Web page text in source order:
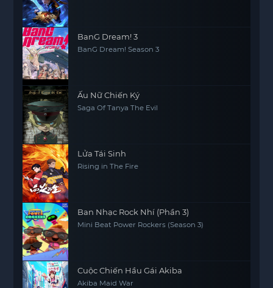
BanG Dream! 3
BanG Dream! Season 3
Ấu Nữ Chiến Ký
Saga Of Tanya The Evil
Lửa Tái Sinh
Rising in The Fire
Ban Nhạc Rock Nhí (Phần 3)
Mini Beat Power Rockers (Season 3)
Cuộc Chiến Hầu Gái Akiba
Akiba Maid War